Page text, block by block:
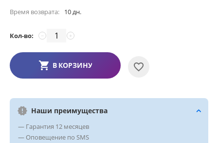
Время возврата: 10 дн.
Кол-во: +
−
В КОРЗИНУ
Наши преимущества
— Гарантия 12 месяцев
— Оповещение по SMS